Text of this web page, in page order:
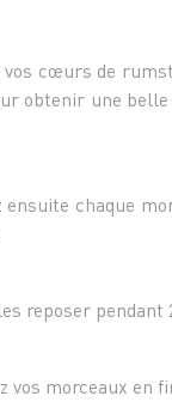
vos cœurs de
obtenir une belle
ensuite chaque
reposer pendant
vos morceaux en